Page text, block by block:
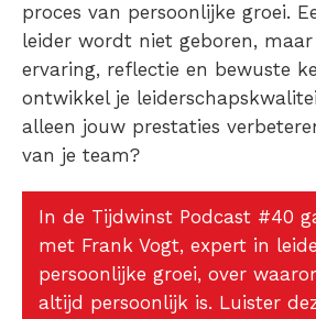
proces van persoonlijke groei.
leider wordt niet geboren,
ervaring, reflectie en bewuste
ontwikkel je
alleen jouw prestaties
van je team?
In de Tijdwinst Podcast #40
met Frank Vogt, expert in
persoonlijke groei, over
altijd persoonlijk is. Luister